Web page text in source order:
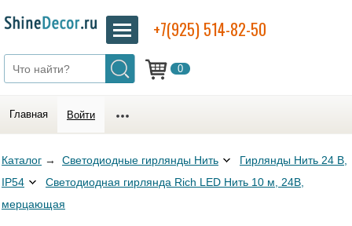
0
+7(925) 514-82-50
Главная Войти
Каталог → Светодиодные гирлянды Нить
Гирлянды Нить 24 В,
IP54
Светодиодная гирлянда Rich LED Нить 10 м, 24В,
мерцающая